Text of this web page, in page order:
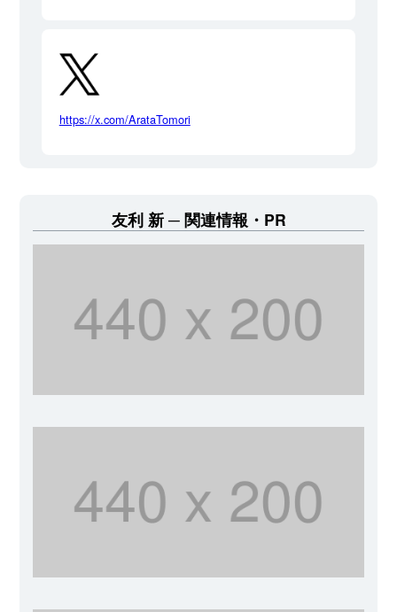
https://x.com/ArataTomori
友利 新 関連情報・PR